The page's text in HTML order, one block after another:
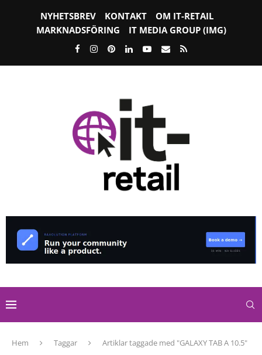
NYHETSBREV KONTAKT
OM IT-RETAIL
MARKNADSFÖRING
IT MEDIA GROUP (IMG)
Hem Taggar Artiklar taggade med "GALAXY TAB A 10.5"